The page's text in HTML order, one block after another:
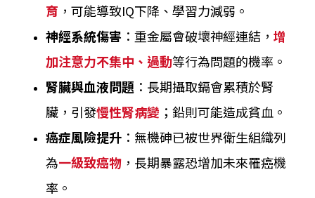
育 ，可能導致IQ下降、學習力減弱。
神經系統傷害 ：重金屬會破壞神經連結， 增
加注意力不集中、過動等行為問題的機率。
腎臟與血液問題 ：長期攝取鎘會累積於腎
臟，引發慢性腎病變 ；鉛則可能造成貧血。
癌症風險提升 ：無機砷已被世界衛生組織列
為一級致癌物 ，長期暴露恐增加未來罹癌機
率。